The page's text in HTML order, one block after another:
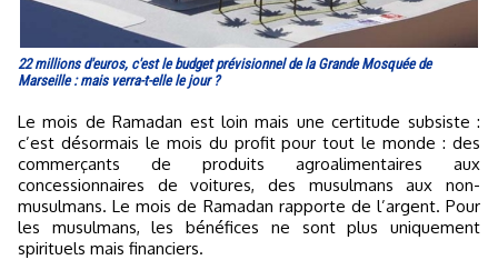
22 millions d'euros, c'est le budget prévisionnel de la Grande Mosquée de
Marseille : mais verra-t-elle le jour ?
Le mois de Ramadan est loin mais une certitude subsiste :
c’est désormais le mois du profit pour tout le monde : des
commerçants de produits agroalimentaires aux
concessionnaires de voitures, des musulmans aux non-
musulmans. Le mois de Ramadan rapporte de l’argent. Pour
les musulmans, les bénéfices ne sont plus uniquement
spirituels mais financiers.